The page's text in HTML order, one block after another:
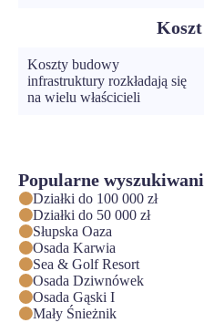
Koszty budowy
infrastruktury rozkładają się
na wielu właścicieli
Popularne
Działki do 100 000 zł
Działki do 50 000 zł
Słupska Oaza
Osada Karwia
Sea & Golf Resort
Osada Dziwnówek
Osada Gąski I
Mały Śnieżnik